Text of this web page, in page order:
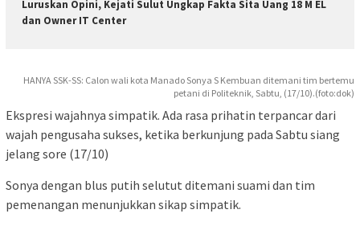
Luruskan Opini, Kejati Sulut Ungkap Fakta Sita Uang 18 M EL
dan Owner IT Center
HANYA SSK-SS: Calon wali kota Manado Sonya S Kembuan ditemani tim bertemu
petani di Politeknik, Sabtu, (17/10).(foto:dok)
Ekspresi wajahnya simpatik. Ada rasa prihatin terpancar dari
wajah pengusaha sukses, ketika berkunjung pada Sabtu siang
jelang sore (17/10)
Sonya dengan blus putih selutut ditemani suami dan tim
pemenangan menunjukkan sikap simpatik.